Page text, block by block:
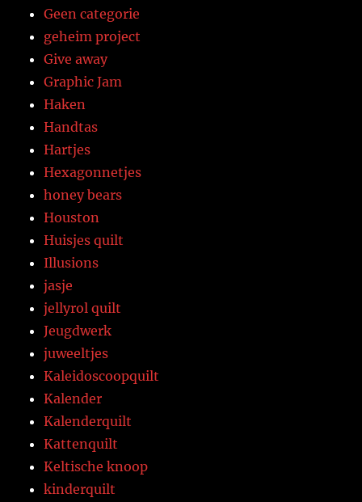
Geen categorie
geheim project
Give away
Graphic Jam
Haken
Handtas
Hartjes
Hexagonnetjes
honey bears
Houston
Huisjes quilt
Illusions
jasje
jellyrol quilt
Jeugdwerk
juweeltjes
Kaleidoscoopquilt
Kalender
Kalenderquilt
Kattenquilt
Keltische knoop
kinderquilt